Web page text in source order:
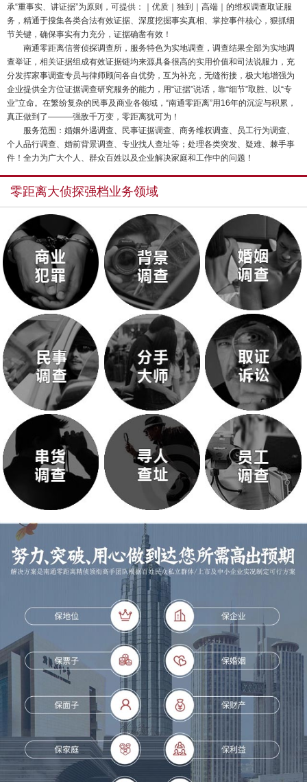
承“重事实、讲证据”为原则，可提供：｜优质｜独到｜高端｜的维权调查取证服
务，精通于搜集各类合法有效证据、深度挖掘事实真相、掌控事件核心，狠抓细
节关键，确保事实有力充分，证据确凿有效！
南通零距离信誉侦探调查所，服务特色为实地调查，调查结果全部为实地调
查举证，相关证据组成有效证据链均来源具备很高的实用价值和司法说服力，充
分发挥家事调查专员与律师顾问各自优势，互为补充，无缝衔接，极大地增强为
企业提供全方位证据调查研究服务的能力，用“证据”说话，靠“细节”取胜、以“专
业”立命。在繁纷复杂的民事及商业各领域，“南通零距离”用16年的沉淀与积累，
真正做到了———强敌千万变，零距离犹可为！
服务范围：婚姻外遇调查、民事证据调查、商务维权调查、员工行为调查、
个人品行调查、婚前背景调查、专业找人查址等；处理各类突发、疑难、棘手事
件！全力为广大个人、群众百姓以及企业解决家庭和工作中的问题！
零距离大侦探强档业务领域